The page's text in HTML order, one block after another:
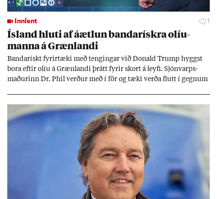
Innlent 1
Ís­land hluti af áætl­un banda­rískra ol­íu­
manna á Græn­landi
Banda­rískt fyr­ir­tæki með teng­ing­ar við Don­ald Trump hyggst
bora eft­ir olíu á Græn­landi þrátt fyr­ir skort á leyfi. Sjón­varps­
mað­ur­inn Dr. Phil verð­ur með í för og tæki verða flutt í gegn­um